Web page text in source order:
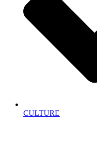
CULTURE